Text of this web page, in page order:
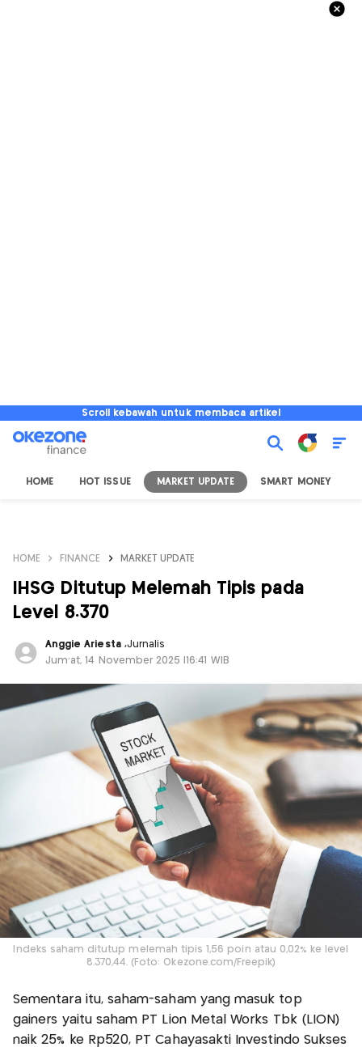
Scroll kebawah untuk membaca artikel
HOME HOT ISSUE MARKET UPDATE SMART MONEY
HOME FINANCE MARKET UPDATE
IHSG Ditutup Melemah Tipis pada
Level 8.370
Anggie Ariesta ,Jurnalis
Jum'at, 14 November 2025 |16:41 WIB
Indeks saham ditutup melemah tipis 1,56 poin atau 0,02% ke level
8.370,44. (Foto: Okezone.com/Freepik)
Sementara itu, saham-saham yang masuk top
gainers yaitu saham PT Lion Metal Works Tbk (LION)
naik 25% ke Rp520, PT Cahayasakti Investindo Sukses